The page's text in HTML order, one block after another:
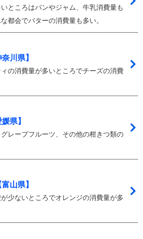
ところはパンやジャム、牛乳消費量も
都会でバターの消費量も多い。
川県】
の消費量が多いところでチーズの消費
県】
レープフルーツ、その他の柑きつ類の
山県】
少ないところでオレンジの消費量が多